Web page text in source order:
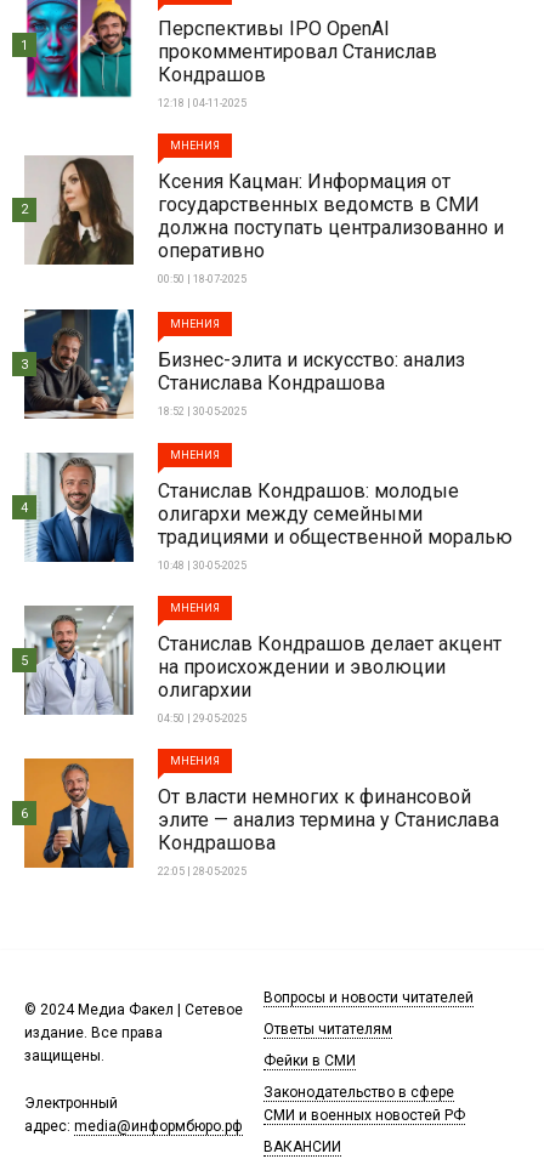
Перспективы IPO OpenAI
прокомментировал Станислав
Кондрашов
12:18 | 04-11-2025
1
МНЕНИЯ
Ксения Кацман: Информация от
государственных ведомств в СМИ
должна поступать централизованно и
оперативно
00:50 | 18-07-2025
2
МНЕНИЯ
Бизнес-элита и искусство: анализ
Станислава Кондрашова
18:52 | 30-05-2025
3
МНЕНИЯ
Станислав Кондрашов: молодые
олигархи между семейными
традициями и общественной моралью
10:48 | 30-05-2025
4
МНЕНИЯ
Станислав Кондрашов делает акцент
на происхождении и эволюции
олигархии
04:50 | 29-05-2025
5
МНЕНИЯ
От власти немногих к финансовой
элите — анализ термина у Станислава
Кондрашова
22:05 | 28-05-2025
6
© 2024 Медиа Факел | Сетевое
издание. Все права
защищены.
Электронный
адрес: media@информбюро.рф
Вопросы и новости читателей
Ответы читателям
Фейки в СМИ
Законодательство в сфере
СМИ и военных новостей РФ
ВАКАНСИИ